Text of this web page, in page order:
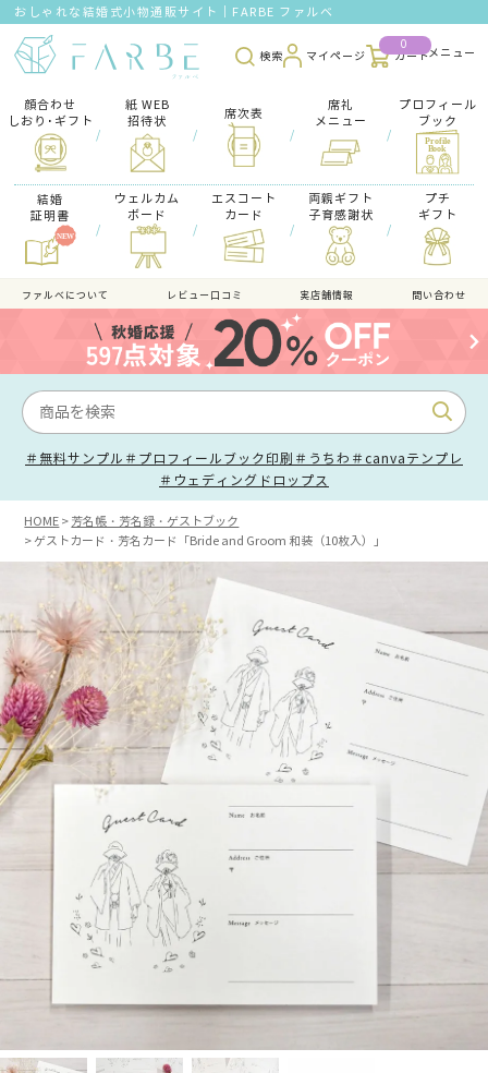
おしゃれな結婚式小物通販サイト｜FARBE ファルベ
検索 マイページ
0
カート
顔合わせ
しおり･ギフト
/
紙 WEB
招待状
/
席次表
/
席礼
メニュー
/
プロフィール
ブック
結婚
証明書
/
ウェルカム
ボード
/
エスコート
カード
/
両親ギフト
子育感謝状
/
プチ
ギフト
ファルべについて レビュー口コミ 実店舗情報 問い合わせ
＃無料サンプル ＃プロフィールブック印刷 ＃うちわ ＃canvaテンプレ
＃ウェディングドロップス
HOME
芳名帳・芳名録・ゲストブック
ゲストカード・芳名カード「Bride and Groom 和装（10枚入）」